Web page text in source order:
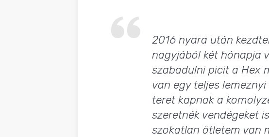
2016 nyara után
nagyjából két hónapja
szabadulni picit a Hex
van egy teljes
teret kapnak a
szeretnék vendégeket
szokatlan ötletem van